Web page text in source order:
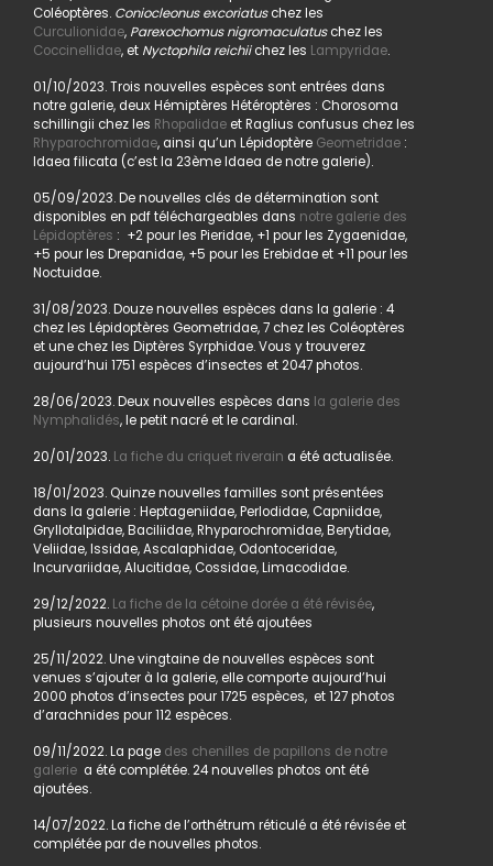
Coléoptères. Coniocleonus excoriatuschez les
Curculionidae, Parexochomus nigromaculatuschez les
Coccinellidae, et Nyctophila reichiichez les Lampyridae.
01/10/2023. Trois nouvelles espèces sont entrées dans
notre galerie, deux Hémiptères Hétéroptères : Chorosoma
schillingii chez les Rhopalidaeet Raglius confusus chez les
Rhyparochromidae, ainsi qu’un Lépidoptère Geometridae:
Idaea filicata (c’est la 23ème Idaea de notre galerie).
05/09/2023. De nouvelles clés de détermination sont
disponibles en pdf téléchargeables dans notre galerie des
Lépidoptères : +2 pour les Pieridae, +1 pour les Zygaenidae,
+5 pour les Drepanidae, +5 pour les Erebidae et +11 pour les
Noctuidae.
31/08/2023. Douze nouvelles espèces dans la galerie : 4
chez les Lépidoptères Geometridae, 7 chez les Coléoptères
et une chez les Diptères Syrphidae. Vous y trouverez
aujourd’hui 1751 espèces d’insectes et 2047 photos.
28/06/2023. Deux nouvelles espèces dans la galerie des
Nymphalidés, le petit nacré et le cardinal.
20/01/2023. La fiche du criquet riverain a été actualisée.
18/01/2023. Quinze nouvelles familles sont présentées
dans la galerie : Heptageniidae, Perlodidae, Capniidae,
Gryllotalpidae, Baciliidae, Rhyparochromidae, Berytidae,
Veliidae, Issidae, Ascalaphidae, Odontoceridae,
Incurvariidae, Alucitidae, Cossidae, Limacodidae.
29/12/2022. La fiche de la cétoine dorée a été révisée,
plusieurs nouvelles photos ont été ajoutées
25/11/2022. Une vingtaine de nouvelles espèces sont
venues s’ajouter à la galerie, elle comporte aujourd’hui
2000 photos d’insectes pour 1725 espèces, et 127 photos
d’arachnides pour 112 espèces.
09/11/2022. La page des chenilles de papillons de notre
galerie a été complétée. 24 nouvelles photos ont été
ajoutées.
14/07/2022. La fiche de l’orthétrum réticulé a été révisée et
complétée par de nouvelles photos.